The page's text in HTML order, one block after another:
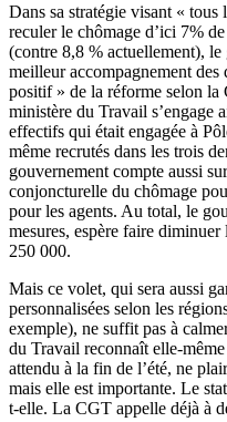
Dans sa stratégie visant « tous
reculer le chômage d’ici 7%
(contre 8,8 % actuellement),
meilleur accompagnement des
positif » de la réforme selon la
ministère du Travail s’engage
effectifs qui était engagée à
même recrutés dans les trois
gouvernement compte aussi
conjoncturelle du chômage
pour les agents. Au total, le
mesures, espère faire
250 000.
Mais ce volet, qui sera aussi
personnalisées selon les
exemple), ne suffit pas à
du Travail reconnaît elle-
attendu à la fin de l’été, ne
mais elle est importante. Le
t-elle. La CGT appelle déjà à